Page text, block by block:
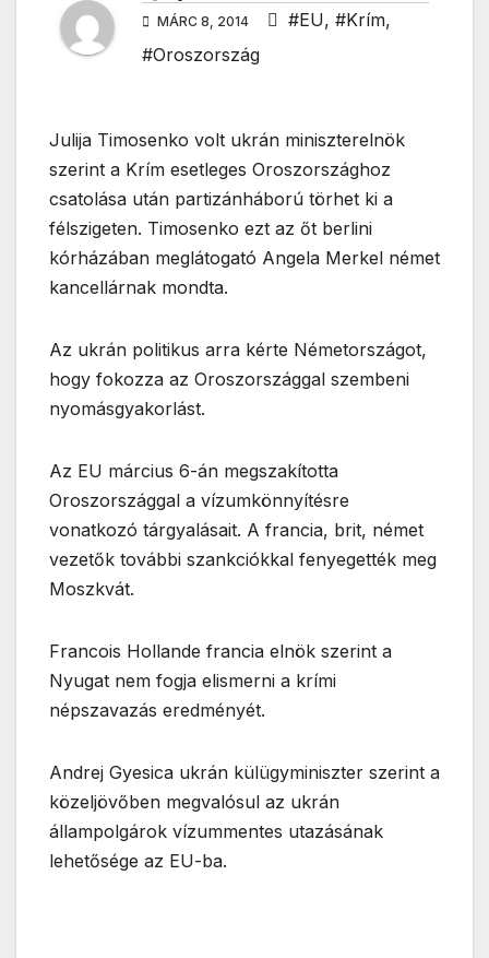
MÁRC 8, 2014 #EU, #Krím,
#Oroszország
Julija Timosenko volt ukrán miniszterelnök
szerint a Krím esetleges Oroszországhoz
csatolása után partizánháború törhet ki a
félszigeten. Timosenko ezt az őt berlini
kórházában meglátogató Angela Merkel német
kancellárnak mondta.
Az ukrán politikus arra kérte Németországot,
hogy fokozza az Oroszországgal szembeni
nyomásgyakorlást.
Az EU március 6-án megszakította
Oroszországgal a vízumkönnyítésre
vonatkozó tárgyalásait. A francia, brit, német
vezetők további szankciókkal fenyegették meg
Moszkvát.
Francois Hollande francia elnök szerint a
Nyugat nem fogja elismerni a krími
népszavazás eredményét.
Andrej Gyesica ukrán külügyminiszter szerint a
közeljövőben megvalósul az ukrán
állampolgárok vízummentes utazásának
lehetősége az EU-ba.